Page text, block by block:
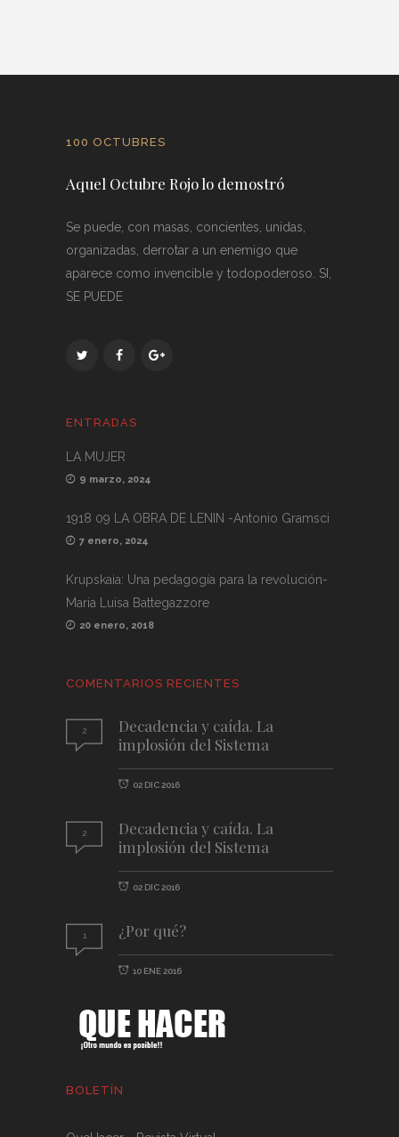
100 OCTUBRES
Aquel Octubre Rojo lo demostró
Se puede, con masas, concientes, unidas,
organizadas, derrotar a un enemigo que
aparece como invencible y todopoderoso. SI,
SE PUEDE
ENTRADAS
LA MUJER
9 marzo, 2024
1918 09 LA OBRA DE LENIN -Antonio Gramsci
7 enero, 2024
Krupskaia: Una pedagogía para la revolución-
Maria Luisa Battegazzore
20 enero, 2018
COMENTARIOS RECIENTES
2
Decadencia y caída. La
implosión del Sistema
02 DIC 2016
2
Decadencia y caída. La
implosión del Sistema
02 DIC 2016
1 ¿Por qué?
10 ENE 2016
BOLETÍN